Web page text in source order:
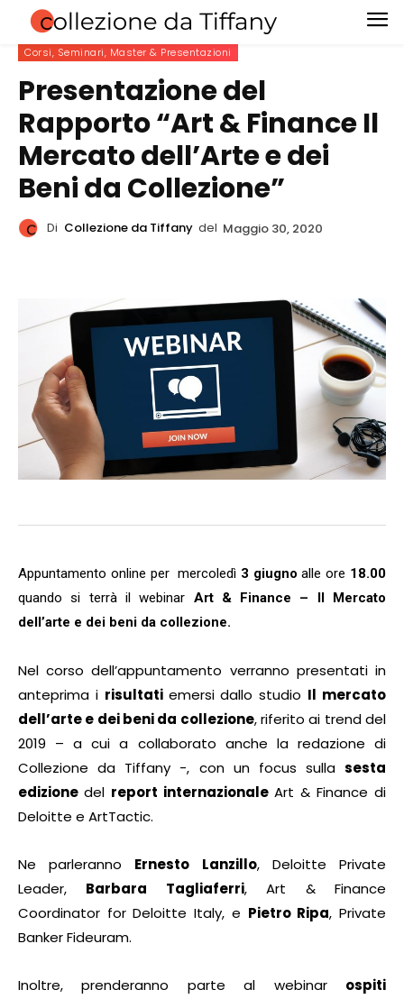
Corsi, Seminari, Master & Presentazioni
Presentazione del
Rapporto “Art & Finance Il
Mercato dell’Arte e dei
Beni da Collezione”
Di Collezione da Tiffany del Maggio 30, 2020
Appuntamento online per mercoledì 3 giugno alle ore 18.00
quando si terrà il webinar Art & Finance – Il Mercato
dell’arte e dei beni da collezione.
Nel corso dell’appuntamento verranno presentati in
anteprima i risultati emersi dallo studio Il mercato
dell’arte e dei beni da collezione, riferito ai trend del
2019 – a cui a collaborato anche la redazione di
Collezione da Tiffany -, con un focus sulla sesta
edizione del report internazionaleArt & Finance di
Deloitte e ArtTactic.
Ne parleranno Ernesto Lanzillo, Deloitte Private
Leader, Barbara Tagliaferri, Art & Finance
Coordinator for Deloitte Italy, e Pietro Ripa, Private
Banker Fideuram.
Inoltre, prenderanno parte al webinar ospiti